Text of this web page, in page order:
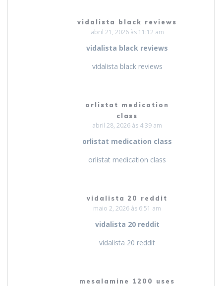
vidalista black reviews
abril 21, 2026 às 11:12 am
vidalista black reviews
vidalista black reviews
orlistat medication
class
abril 28, 2026 às 4:39 am
orlistat medication class
orlistat medication class
vidalista 20 reddit
maio 2, 2026 às 6:51 am
vidalista 20 reddit
vidalista 20 reddit
mesalamine 1200 uses